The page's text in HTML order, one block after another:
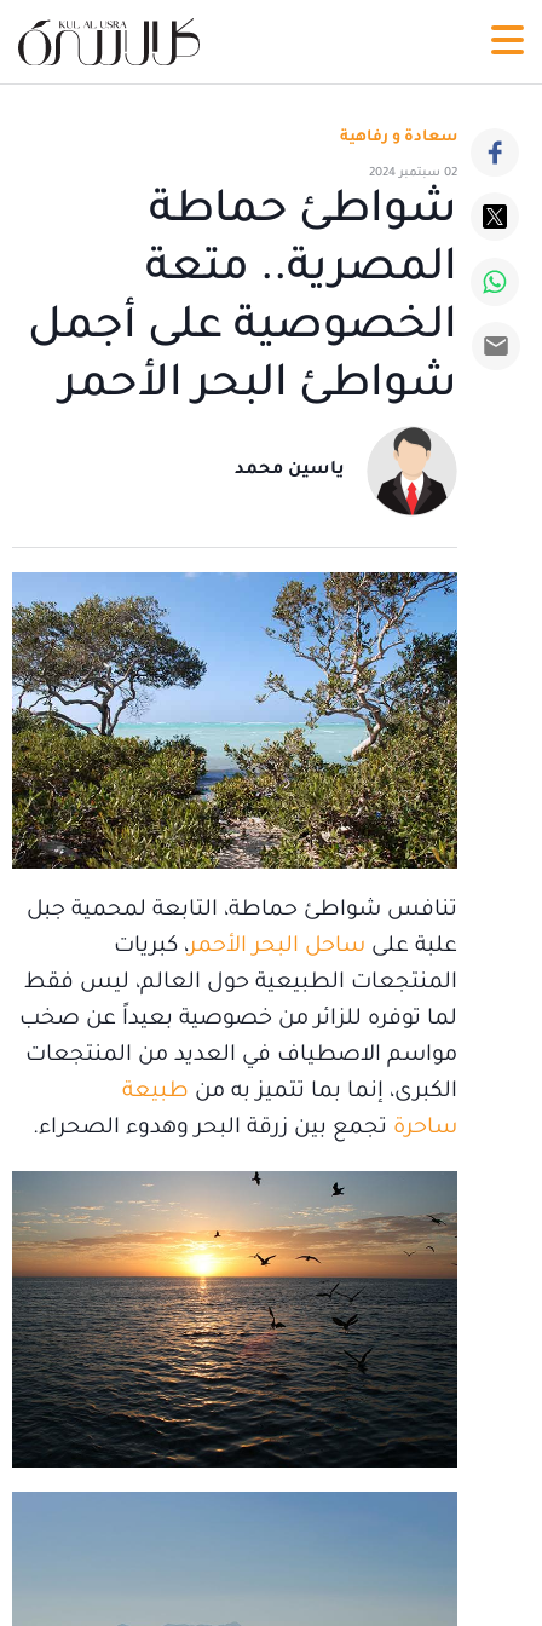
سعادة و رفاهية
02 سبتمبر 2024
شواطئ حماطة
المصرية.. متعة
الخصوصية على أجمل
شواطئ البحر الأحمر
ياسين محمد
تنافس شواطئ حماطة، التابعة لمحمية جبل
علبة على ساحل البحر الأحمر، كبريات
المنتجعات الطبيعية حول العالم، ليس فقط
لما توفره للزائر من خصوصية بعيداً عن صخب
مواسم الاصطياف في العديد من المنتجعات
الكبرى، إنما بما تتميز به من طبيعة
ساحرة تجمع بين زرقة البحر وهدوء الصحراء.